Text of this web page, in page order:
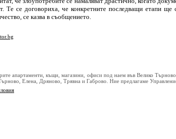
Те се договориха, че конкретните последващи етапи ще
се казва в съобщението.
апартаменти, къщи, магазини, офиси под наем във Велико
Елена, Дряново, Трявна и Габрово. Ние предлагаме